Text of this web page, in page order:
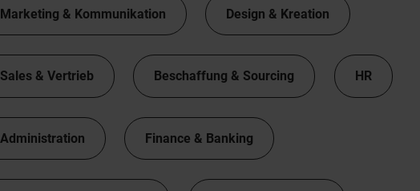
Marketing & Kommunikation Design & Kreation
Sales & Vertrieb Beschaffung & Sourcing HR
Administration Finance & Banking